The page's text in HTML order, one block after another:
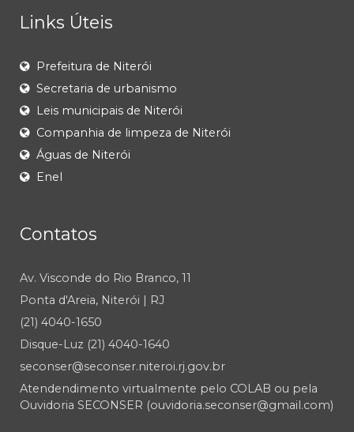
Links Úteis
Prefeitura de Niterói
Secretaria de urbanismo
Leis municipais de Niterói
Companhia de limpeza de Niterói
Águas de Niterói
Enel
Contatos
Av. Visconde do Rio Branco, 11
Ponta d'Areia, Niterói | RJ
(21) 4040-1650
Disque-Luz (21) 4040-1640
seconser@seconser.niteroi.rj.gov.br
Atendendimento virtualmente pelo COLAB ou pela
Ouvidoria SECONSER (ouvidoria.seconser@gmail.com)